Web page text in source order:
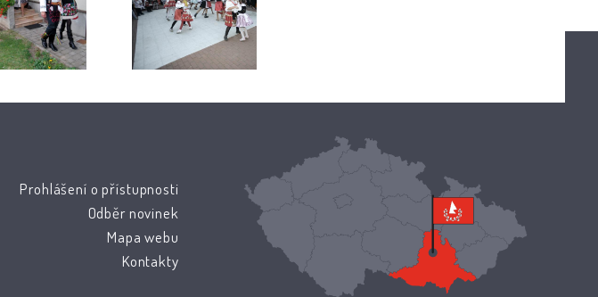
Prohlášení o přístupnosti
Odběr novinek
Mapa webu
Kontakty